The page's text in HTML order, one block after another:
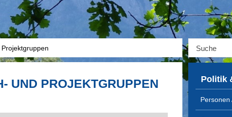
UND PROJEKTGRUPPEN Politik
Personen